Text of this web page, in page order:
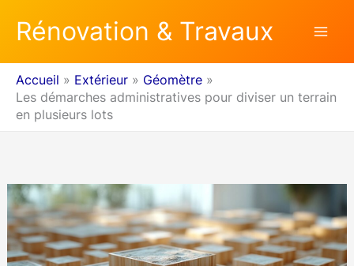
Rénovation & Travaux
Accueil Extérieur
Géomètre
Les démarches administratives pour diviser un terrain
en plusieurs lots